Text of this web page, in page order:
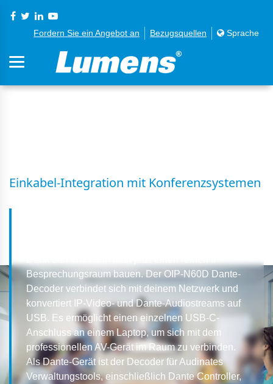
Fordern Sie ein Angebot an Bezugsquellen Sprache
Einkabel-Integration mit Konferenzsystemen
Besprechungsraum bauen. Der OIP-N60D Dante-
Decoder verbindet sich mit deinem Netzwerk und
konvertiert IP-Video- und Dante-Audiostreams auf
USB. Es ermöglicht einen einzelnen USB-C-
Anschluss an einem Laptop, um sich mit dem
professionellen AV-Gerät im Raum zu verbinden.
Als Dante-Gerät ist der Decoder für Audinates
Verwaltungstools, einschließlich Dante Controller,